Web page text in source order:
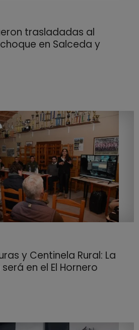
trasladadas al
en Salceda y
y Centinela Rural: La
en el El Hornero